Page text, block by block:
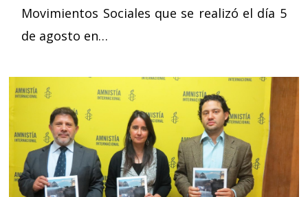
Movimientos Sociales que se realizó el día 5
de agosto en…